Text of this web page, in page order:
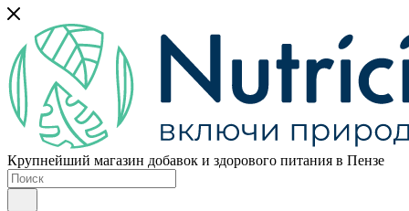
Крупнейший магазин добавок и здорового питания в Пензе